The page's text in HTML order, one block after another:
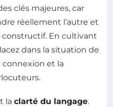
clés majeures, car
réellement l’autre et
En cultivant
dans la situation de
connexion et la
la clarté du langage.